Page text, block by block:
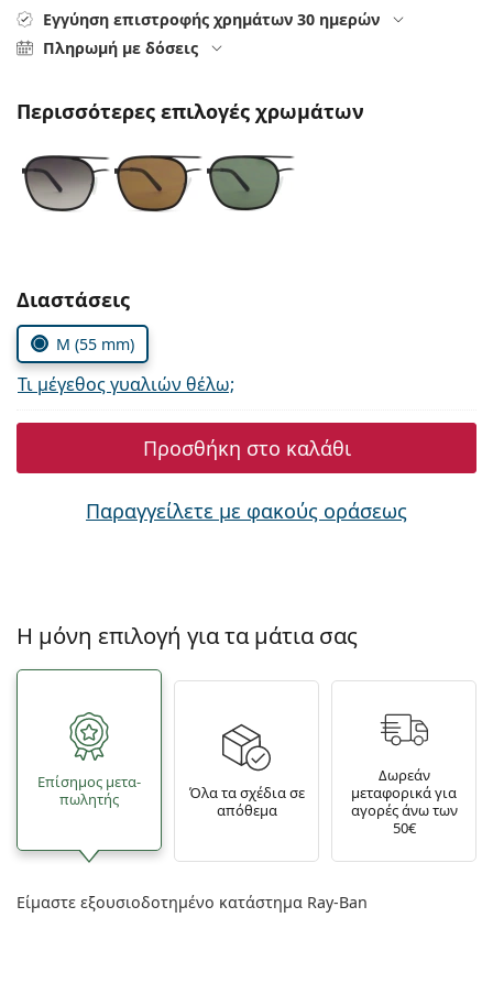
Persol
Prada
Όλες οι μάρκες
Εγγύηση επιστροφής χρημάτων 30 ημερών
Πληρωμή με δόσεις
Περισσότερες επιλογές χρωμάτων
Συμπληρώστε τις παράμετρους
Διαστάσεις
M (55 mm)
Τι μέγεθος γυαλιών θέλω;
Προσθήκη στο καλάθι
Παραγγείλετε με φακούς οράσεως
Η μόνη επιλογή για τα μάτια σας
Επίσημος μετα­
πωλητής
Όλα τα σχέδια σε
απόθεμα
Δωρεάν
μεταφορικά για
αγορές άνω των
50€
Είμαστε εξουσιοδοτημένο κατάστημα Ray-Ban